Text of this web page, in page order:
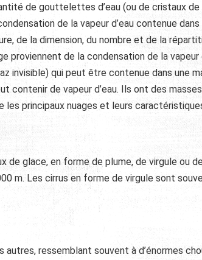
de gouttelettes d’eau (ou de cristaux de
de la vapeur d’eau contenue dans
de la dimension, du nombre et de la
proviennent de la condensation de la vapeur
invisible) qui peut être contenue dans une
contenir de vapeur d’eau. Ils ont des
les principaux nuages et leurs
de glace, en forme de plume, de virgule ou
m. Les cirrus en forme de virgule sont
autres, ressemblant souvent à d’énormes